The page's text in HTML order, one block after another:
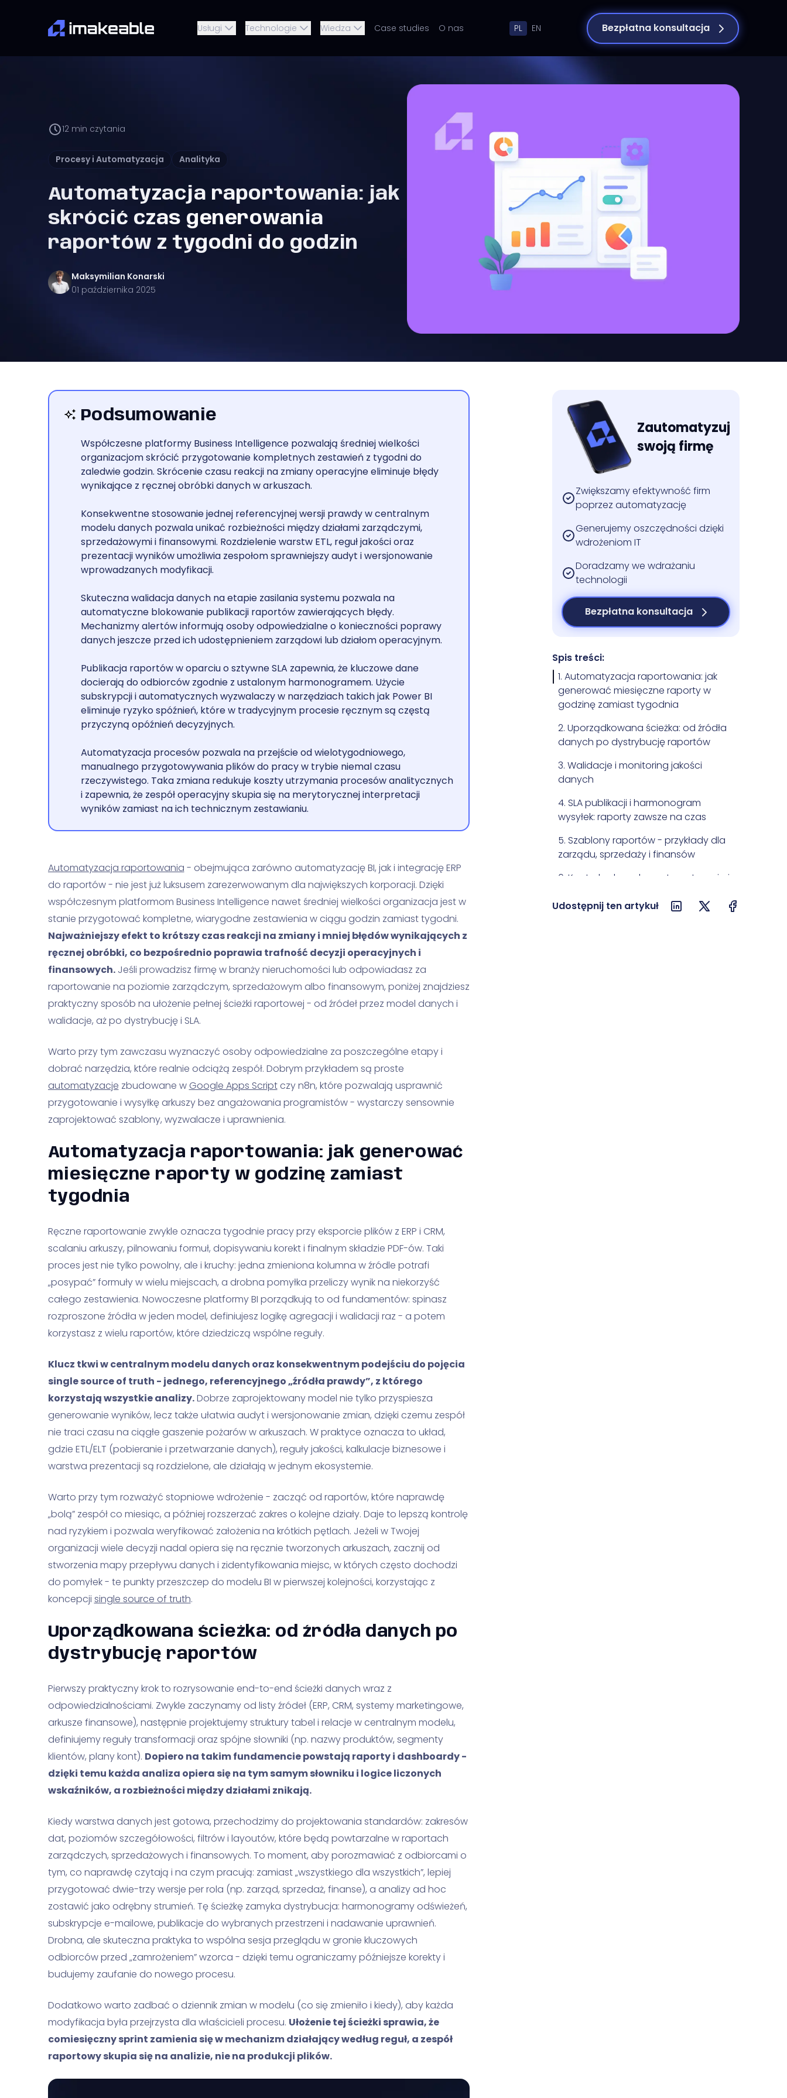
Usługi Technologie Wiedza Case studies O nas PL EN Bezpłatna konsultacja
12 min czytania
Procesy i Automatyzacja Analityka
Automatyzacja raportowania: jak
skrócić czas generowania
raportów z tygodni do godzin
Maksymilian Konarski
01 października 2025
Podsumowanie
Współczesne platformy Business Intelligence pozwalają średniej wielkości
organizacjom skrócić przygotowanie kompletnych zestawień z tygodni do
zaledwie godzin. Skrócenie czasu reakcji na zmiany operacyjne eliminuje błędy
wynikające z ręcznej obróbki danych w arkuszach.
Konsekwentne stosowanie jednej referencyjnej wersji prawdy w centralnym
modelu danych pozwala unikać rozbieżności między działami zarządczymi,
sprzedażowymi i finansowymi. Rozdzielenie warstw ETL, reguł jakości oraz
prezentacji wyników umożliwia zespołom sprawniejszy audyt i wersjonowanie
wprowadzanych modyfikacji.
Skuteczna walidacja danych na etapie zasilania systemu pozwala na
automatyczne blokowanie publikacji raportów zawierających błędy.
Mechanizmy alertów informują osoby odpowiedzialne o konieczności poprawy
danych jeszcze przed ich udostępnieniem zarządowi lub działom operacyjnym.
Publikacja raportów w oparciu o sztywne SLA zapewnia, że kluczowe dane
docierają do odbiorców zgodnie z ustalonym harmonogramem. Użycie
subskrypcji i automatycznych wyzwalaczy w narzędziach takich jak Power BI
eliminuje ryzyko spóźnień, które w tradycyjnym procesie ręcznym są częstą
przyczyną opóźnień decyzyjnych.
Automatyzacja procesów pozwala na przejście od wielotygodniowego,
manualnego przygotowywania plików do pracy w trybie niemal czasu
rzeczywistego. Taka zmiana redukuje koszty utrzymania procesów analitycznych
i zapewnia, że zespół operacyjny skupia się na merytorycznej interpretacji
wyników zamiast na ich technicznym zestawianiu.
Automatyzacja raportowania - obejmująca zarówno automatyzację BI, jak i integrację ERP
do raportów - nie jest już luksusem zarezerwowanym dla największych korporacji. Dzięki
współczesnym platformom Business Intelligence nawet średniej wielkości organizacja jest w
stanie przygotować kompletne, wiarygodne zestawienia w ciągu godzin zamiast tygodni.
Najważniejszy efekt to krótszy czas reakcji na zmiany i mniej błędów wynikających z
ręcznej obróbki, co bezpośrednio poprawia trafność decyzji operacyjnych i
finansowych.Jeśli prowadzisz firmę w branży nieruchomości lub odpowiadasz za
raportowanie na poziomie zarządczym, sprzedażowym albo finansowym, poniżej znajdziesz
praktyczny sposób na ułożenie pełnej ścieżki raportowej - od źródeł przez model danych i
walidacje, aż po dystrybucję i SLA.
Warto przy tym zawczasu wyznaczyć osoby odpowiedzialne za poszczególne etapy i
dobrać narzędzia, które realnie odciążą zespół. Dobrym przykładem są proste
automatyzacje zbudowane w Google Apps Scriptczy n8n, które pozwalają usprawnić
przygotowanie i wysyłkę arkuszy bez angażowania programistów - wystarczy sensownie
zaprojektować szablony, wyzwalacze i uprawnienia.
Automatyzacja raportowania: jak generować
miesięczne raporty w godzinę zamiast
tygodnia
Ręczne raportowanie zwykle oznacza tygodnie pracy przy eksporcie plików z ERP i CRM,
scalaniu arkuszy, pilnowaniu formuł, dopisywaniu korekt i finalnym składzie PDF-ów. Taki
proces jest nie tylko powolny, ale i kruchy: jedna zmieniona kolumna w źródle potrafi
„posypać” formuły w wielu miejscach, a drobna pomyłka przeliczy wynik na niekorzyść
całego zestawienia. Nowoczesne platformy BI porządkują to od fundamentów: spinasz
rozproszone źródła w jeden model, definiujesz logikę agregacji i walidacji raz - a potem
korzystasz z wielu raportów, które dziedziczą wspólne reguły.
Klucz tkwi w centralnym modelu danych oraz konsekwentnym podejściu do pojęcia
single source of truth - jednego, referencyjnego „źródła prawdy”, z którego
korzystają wszystkie analizy.Dobrze zaprojektowany model nie tylko przyspiesza
generowanie wyników, lecz także ułatwia audyt i wersjonowanie zmian, dzięki czemu zespół
nie traci czasu na ciągłe gaszenie pożarów w arkuszach. W praktyce oznacza to układ,
gdzie ETL/ELT (pobieranie i przetwarzanie danych), reguły jakości, kalkulacje biznesowe i
warstwa prezentacji są rozdzielone, ale działają w jednym ekosystemie.
Warto przy tym rozważyć stopniowe wdrożenie - zacząć od raportów, które naprawdę
„bolą” zespół co miesiąc, a później rozszerzać zakres o kolejne działy. Daje to lepszą kontrolę
nad ryzykiem i pozwala weryfikować założenia na krótkich pętlach. Jeżeli w Twojej
organizacji wiele decyzji nadal opiera się na ręcznie tworzonych arkuszach, zacznij od
stworzenia mapy przepływu danych i zidentyfikowania miejsc, w których często dochodzi
do pomyłek - te punkty przeszczep do modelu BI w pierwszej kolejności, korzystając z
koncepcji single source of truth.
Uporządkowana ścieżka: od źródła danych po
dystrybucję raportów
Pierwszy praktyczny krok to rozrysowanie end-to-end ścieżki danych wraz z
odpowiedzialnościami. Zwykle zaczynamy od listy źródeł (ERP, CRM, systemy marketingowe,
arkusze finansowe), następnie projektujemy struktury tabel i relacje w centralnym modelu,
definiujemy reguły transformacji oraz spójne słowniki (np. nazwy produktów, segmenty
klientów, plany kont). Dopiero na takim fundamencie powstają raporty i dashboardy -
dzięki temu każda analiza opiera się na tym samym słowniku i logice liczonych
wskaźników, a rozbieżności między działami znikają.
Kiedy warstwa danych jest gotowa, przechodzimy do projektowania standardów: zakresów
dat, poziomów szczegółowości, filtrów i layoutów, które będą powtarzalne w raportach
zarządczych, sprzedażowych i finansowych. To moment, aby porozmawiać z odbiorcami o
tym, co naprawdę czytają i na czym pracują: zamiast „wszystkiego dla wszystkich”, lepiej
przygotować dwie-trzy wersje per rola (np. zarząd, sprzedaż, finanse), a analizy ad hoc
zostawić jako odrębny strumień. Tę ścieżkę zamyka dystrybucja: harmonogramy odświeżeń,
subskrypcje e-mailowe, publikacje do wybranych przestrzeni i nadawanie uprawnień.
Drobna, ale skuteczna praktyka to wspólna sesja przeglądu w gronie kluczowych
odbiorców przed „zamrożeniem” wzorca - dzięki temu ograniczamy późniejsze korekty i
budujemy zaufanie do nowego procesu.
Dodatkowo warto zadbać o dziennik zmian w modelu (co się zmieniło i kiedy), aby każda
modyfikacja była przejrzysta dla właścicieli procesu. Ułożenie tej ścieżki sprawia, że
comiesięczny sprint zamienia się w mechanizm działający według reguł, a zespół
raportowy skupia się na analizie, nie na produkcji plików.
Zautomatyzuj
swoją firmę
Zwiększamy efektywność firm
poprzez automatyzację
Generujemy oszczędności dzięki
wdrożeniom IT
Doradzamy we wdrażaniu
technologii
Bezpłatna konsultacja
Spis treści:
1. Automatyzacja raportowania: jak
generować miesięczne raporty w
godzinę zamiast tygodnia
2. Uporządkowana ścieżka: od źródła
danych po dystrybucję raportów
3. Walidacje i monitoring jakości
danych
4. SLA publikacji i harmonogram
wysyłek: raporty zawsze na czas
5. Szablony raportów - przykłady dla
zarządu, sprzedaży i finansów
6. Kontrola danych - automatyzacja i
7. Automatyzacja raportowania dla
Udostępnij ten artykuł